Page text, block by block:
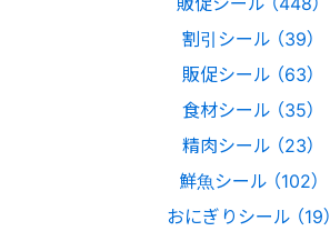
割引シール （39）
販促シール （63）
食材シール （35）
精肉シール （23）
鮮魚シール （102）
おにぎりシール （19）